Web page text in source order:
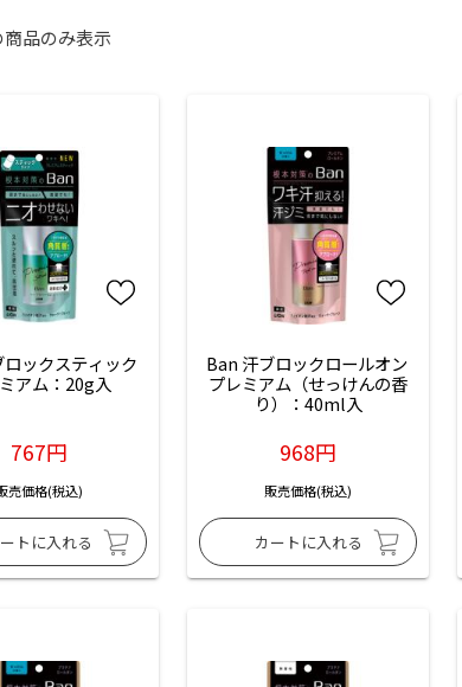
品のみ表示
ックスティック
アム：20g入
767円
売価格(税込)
Ban 汗ブロックロールオン
プレミアム（せっけんの香
り）：40ml入
968円
販売価格(税込)